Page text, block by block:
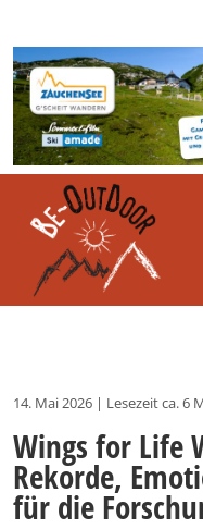
14. Mai 2026 | Lesezeit ca. 6
Wings for Life
Rekorde,
für die